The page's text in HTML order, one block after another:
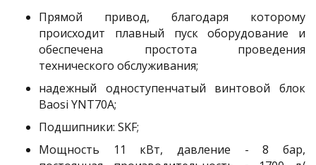
Прямой привод, благодаря которому
происходит плавный пуск оборудование и
обеспечена простота проведения
технического обслуживания;
надежный одноступенчатый винтовой блок
Baosi YNT70A;
Подшипники: SKF;
Мощность 11 кВт, давление - 8 бар,